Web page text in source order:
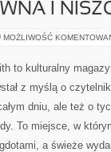
I
MOŻLIWOŚĆ
to kulturalny
z myślą o
dniu, ale też o
To miejsce, w
a świeże